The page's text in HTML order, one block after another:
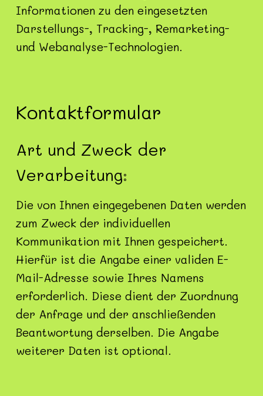
Informationen zu den eingesetzten
Darstellungs-, Tracking-, Remarketing-
und Webanalyse-Technologien.
Kontaktformular
Art und Zweck der
Verarbeitung:
Die von Ihnen eingegebenen Daten werden
zum Zweck der individuellen
Kommunikation mit Ihnen gespeichert.
Hierfür ist die Angabe einer validen E-
Mail-Adresse sowie Ihres Namens
erforderlich. Diese dient der Zuordnung
der Anfrage und der anschließenden
Beantwortung derselben. Die Angabe
weiterer Daten ist optional.